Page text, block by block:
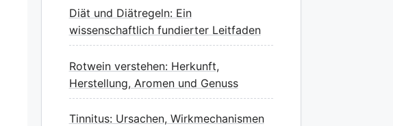
Diät und Diätregeln: Ein
wissenschaftlich fundierter Leitfaden
Rotwein verstehen: Herkunft,
Herstellung, Aromen und Genuss
Tinnitus: Ursachen, Wirkmechanismen